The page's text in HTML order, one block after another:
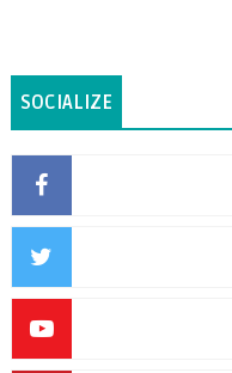
SOCIALIZE